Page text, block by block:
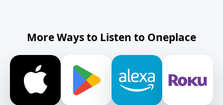
More Ways to Listen to Oneplace